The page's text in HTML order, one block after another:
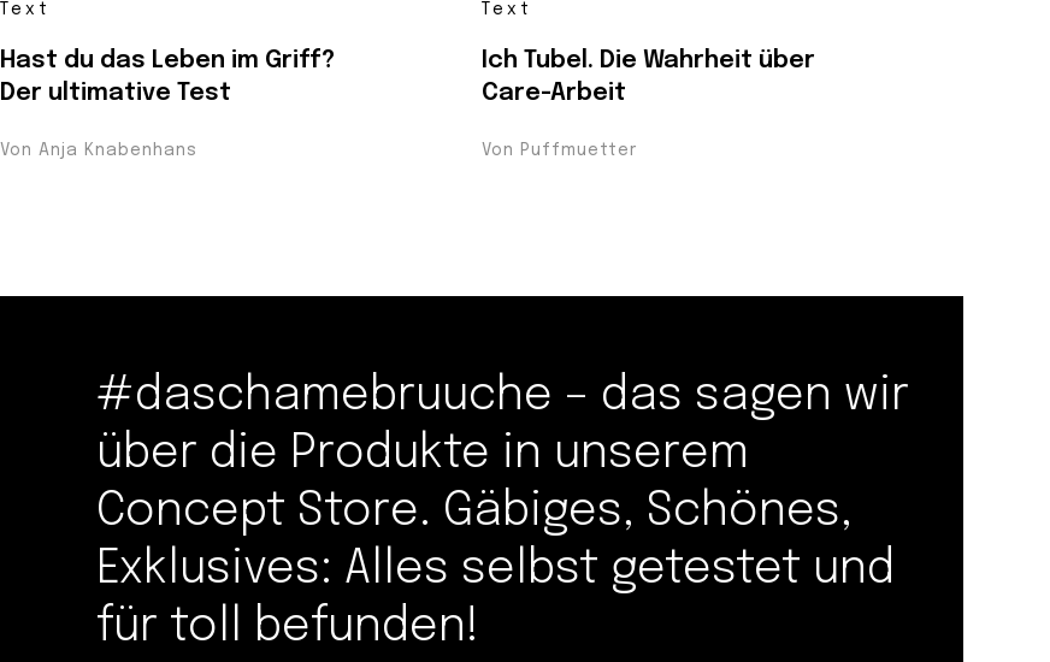
Text
Hast du das Leben im Griff?
Der ultimative Test
Von Anja Knabenhans
Text
Ich Tubel. Die Wahrheit über
Care-Arbeit
Von Puffmuetter
#daschamebruuche – das sagen wir
über die Produkte in unserem
Concept Store. Gäbiges, Schönes,
Exklusives: Alles selbst getestet und
für toll befunden!